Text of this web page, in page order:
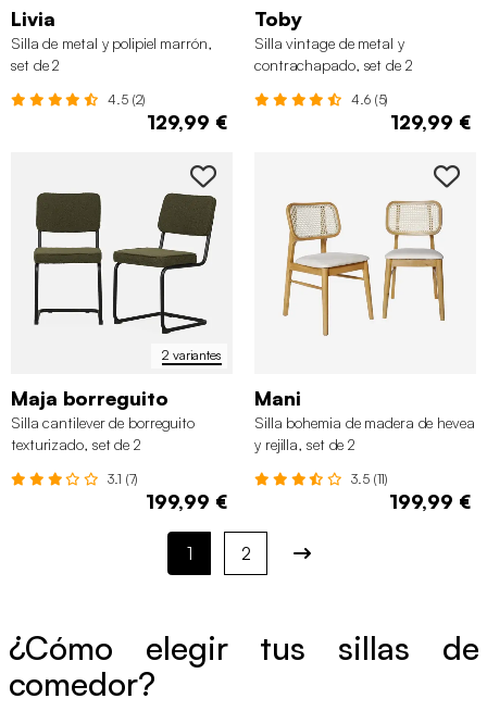
Livia
Silla de metal y polipiel marrón,
set de 2
4.5 (2)
129,99 €
Toby
Silla vintage de metal y
contrachapado, set de 2
4.6 (5)
129,99 €
2 variantes
Maja borreguito
Silla cantilever de borreguito
texturizado, set de 2
3.1 (7)
199,99 €
Mani
Silla bohemia de madera de hevea
y rejilla, set de 2
3.5 (11)
199,99 €
1 2
¿Cómo elegir tus sillas de
comedor?